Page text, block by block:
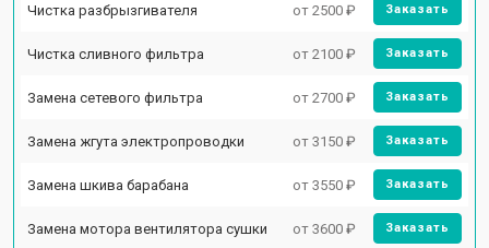
Чистка разбрызгивателя от 2500 ₽ Заказать
Чистка сливного фильтра от 2100 ₽ Заказать
Замена сетевого фильтра от 2700 ₽ Заказать
Замена жгута электропроводки от 3150 ₽ Заказать
Замена шкива барабана от 3550 ₽ Заказать
Замена мотора вентилятора сушки от 3600 ₽ Заказать